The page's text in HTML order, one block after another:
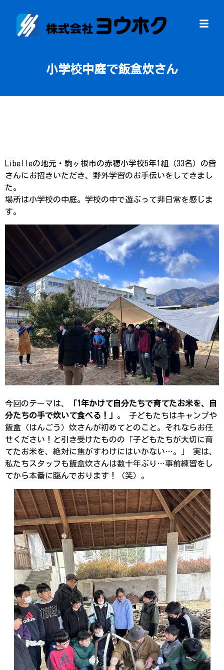
小学校中庭で飯盒炊さん
Libelleの地元・駒ヶ根市の赤穂小学校5年1組（33名）の皆
さんにお招きいただき、野外学習のお手伝いをしてきまし
た。
場所は小学校の中庭。学校の中で遊ぶって非日常を感じま
す。
今回のテーマは、
「1年かけて自分たちで育てたお米を、自
分たちの手で炊いて食べる！」 。 子どもたちはキャンプや
飯盒（はんごう）炊さんが初めてとのこと。それならお任
せください！と引き受けたものの「子どもたちが大切に育
てたお米を、絶対に焦がすわけにはいかない…。」 実は、
私たちスタッフも飯盒炊さんは数十年ぶり…事前練習をし
てから本番に臨んでおります！（笑）。